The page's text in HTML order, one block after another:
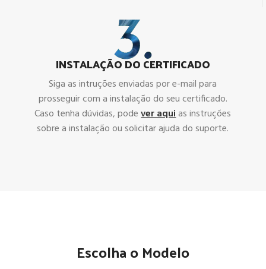
INSTALAÇÃO DO CERTIFICADO
Siga as intruções enviadas por e-mail para
prosseguir com a instalação do seu certificado.
Caso tenha dúvidas, podever aquias instruções
sobre a instalação ou solicitar ajuda do suporte.
Escolha o Modelo